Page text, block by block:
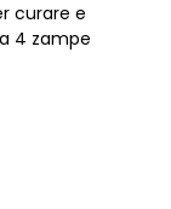
curare e
a 4 zampe